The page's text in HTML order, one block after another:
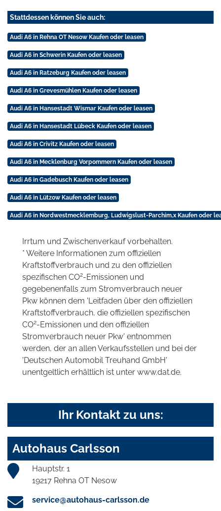
Stattdessen können Sie auch:
Audi A6 in Rehna OT Nesow Kaufen oder leasen
Audi A6 in Schwerin Kaufen oder leasen
Audi A6 in Ratzeburg Kaufen oder leasen
Audi A6 in Grevesmühlen Kaufen oder leasen
Audi A6 in Hansestadt Wismar Kaufen oder leasen
Audi A6 in Hansestadt Lübeck Kaufen oder leasen
Audi A6 in Crivitz Kaufen oder leasen
Audi A6 in Mecklenburg Vorpommern Kaufen oder leasen
Audi A6 in Gadebusch Kaufen oder leasen
Audi A6 in Lützow Kaufen oder leasen
Audi A6 in Nordwestmecklemburg, Ludwigslust-Parchim,x Kaufen oder
Irrtum und Zwischenverkauf vorbehalten.
* Weitere Informationen zum offiziellen
Kraftstoffverbrauch und zu den offiziellen
spezifischen CO2-Emissionen und
gegebenenfalls zum Stromverbrauch neuer
Pkw können dem 'Leitfaden über den offiziellen
Kraftstoffverbrauch, die offiziellen spezifischen
CO2-Emissionen und den offiziellen
Stromverbrauch neuer Pkw' entnommen
werden, der an allen Verkaufsstellen und bei der
'Deutschen Automobil Treuhand GmbH'
unentgeltlich erhältlich ist unter www.dat.de.
Ihr Kontakt zu uns:
Autohaus Carlsson
Hauptstr. 1
19217 Rehna OT Nesow
service@autohaus-carlsson.de